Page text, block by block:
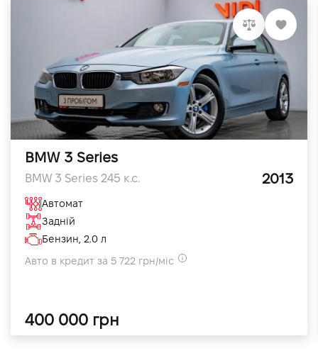
BMW 3 Series
BMW 3 Series 245 к.с. 2013
Автомат
Задній
Бензин, 2.0 л
Авто в кредит за 5 722 грн/міс
400 000 грн